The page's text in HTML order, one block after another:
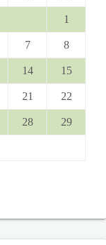
1
7 8
14 15
21 22
28 29